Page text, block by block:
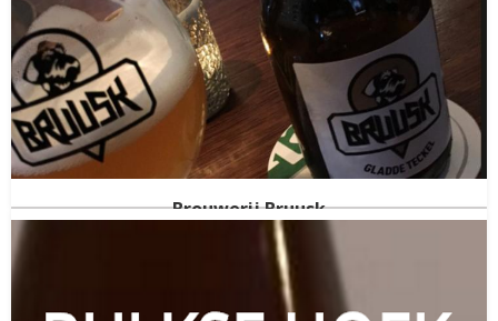
Brouwerij Upupa | Gelderland
Apeldoorn
Gelderland (NED)
Gestopt in2019
Brouwerij Bruusk
(NED)
Gestopt in
2020